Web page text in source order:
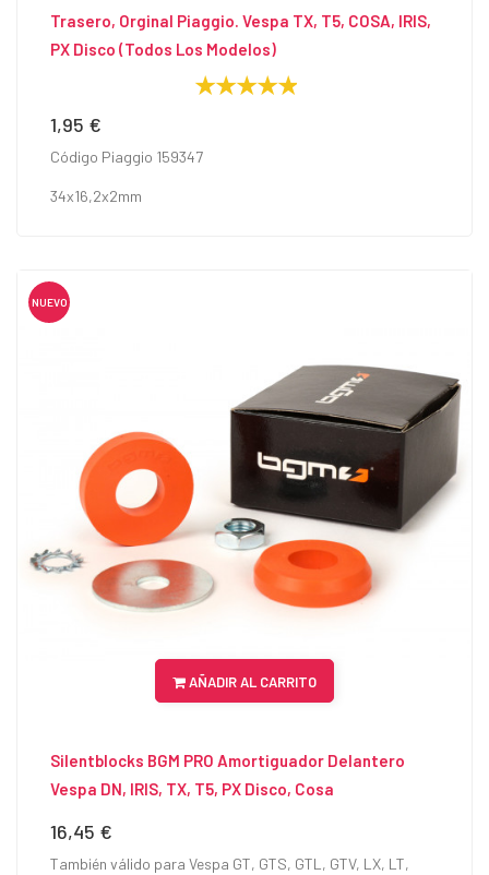
Trasero, Orginal Piaggio. Vespa TX, T5, COSA, IRIS,
PX Disco (todos Los Modelos)
Precio
1,95 €
Código Piaggio 159347
34x16,2x2mm
NUEVO
AÑADIR AL CARRITO
Silentblocks BGM PRO Amortiguador Delantero
Vespa DN, IRIS, TX, T5, PX Disco, Cosa
Precio
16,45 €
También válido para Vespa GT, GTS, GTL, GTV, LX, LT,